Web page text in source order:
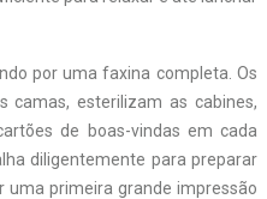
por uma faxina completa. Os
camas, esterilizam as cabines,
de boas-vindas em cada
diligentemente para preparar
primeira grande impressão